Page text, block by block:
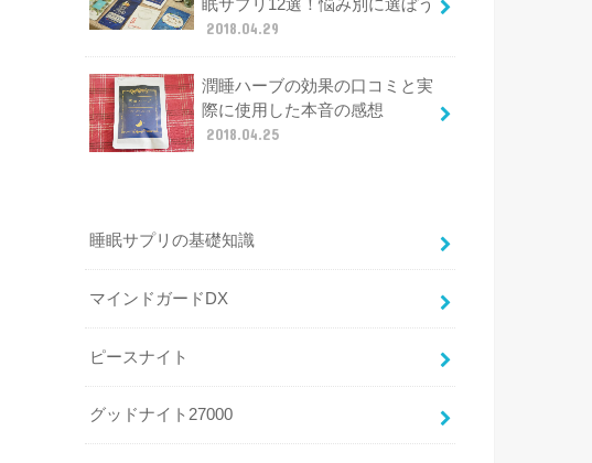
眠サプリ12選！悩み別に選ぼう
2018.04.29
潤睡ハーブの効果の口コミと実
際に使用した本音の感想
2018.04.25
睡眠サプリの基礎知識
マインドガードDX
ピースナイト
グッドナイト27000